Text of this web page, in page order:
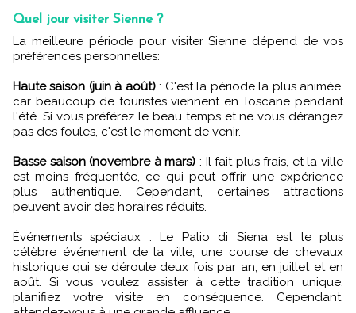
Quel jour visiter Sienne ?
La meilleure période pour visiter Sienne dépend de vos
préférences personnelles:
Haute saison (juin à août): C'est la période la plus animée,
car beaucoup de touristes viennent en Toscane pendant
l'été. Si vous préférez le beau temps et ne vous dérangez
pas des foules, c'est le moment de venir.
Basse saison (novembre à mars) : Il fait plus frais, et la ville
est moins fréquentée, ce qui peut offrir une expérience
plus authentique. Cependant, certaines attractions
peuvent avoir des horaires réduits.
Événements spéciaux : Le Palio di Siena est le plus
célèbre événement de la ville, une course de chevaux
historique qui se déroule deux fois par an, en juillet et en
août. Si vous voulez assister à cette tradition unique,
planifiez votre visite en conséquence. Cependant,